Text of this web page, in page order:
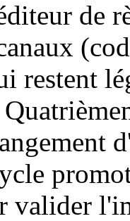
de
restent
valider